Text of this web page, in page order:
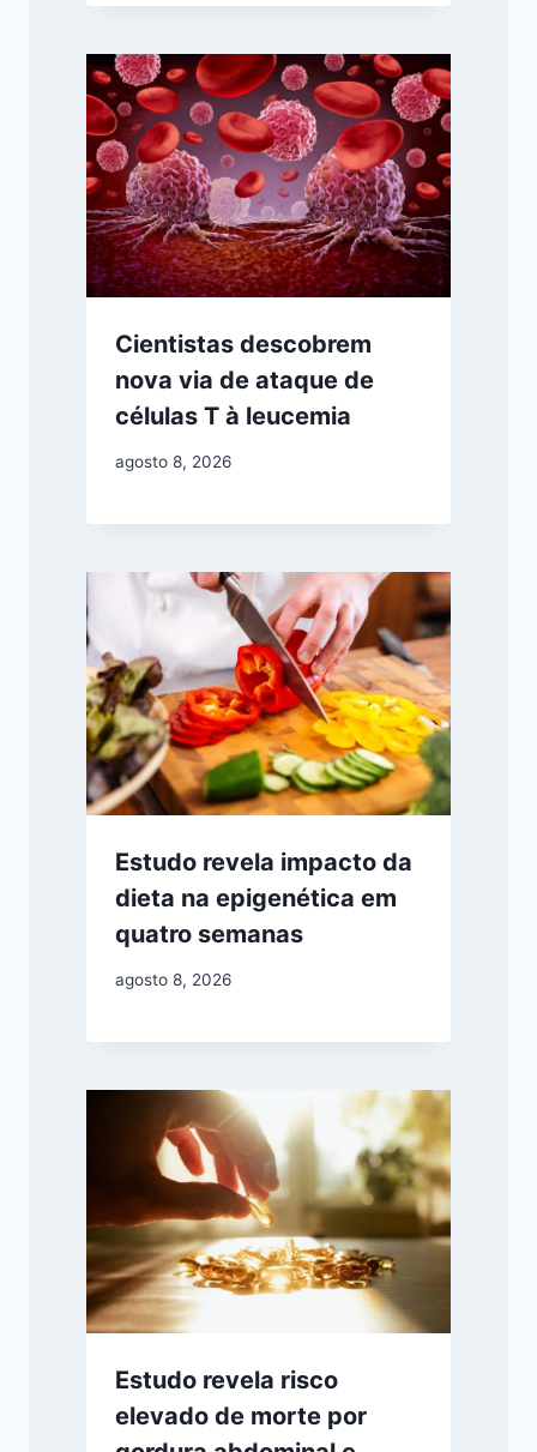
Cientistas descobrem
nova via de ataque de
células T à leucemia
agosto 8, 2026
Estudo revela impacto da
dieta na epigenética em
quatro semanas
agosto 8, 2026
Estudo revela risco
elevado de morte por